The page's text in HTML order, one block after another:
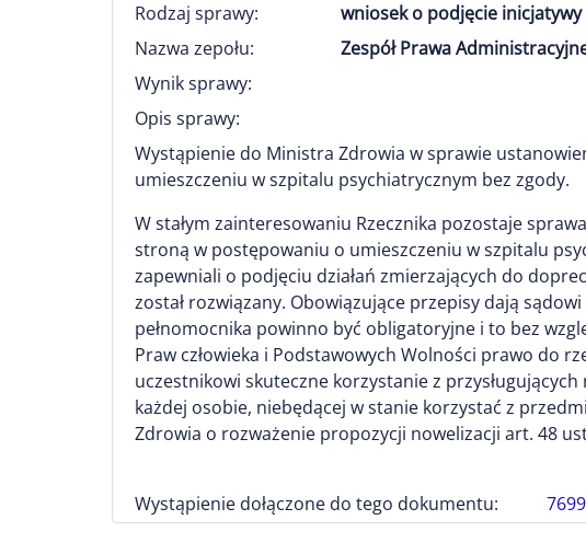
Rodzaj sprawy:
wniosek o podjęcie
Nazwa zepołu:
Zespół Prawa
Wynik sprawy:
Opis sprawy:
Wystąpienie do Ministra Zdrowia w sprawie
umieszczeniu w szpitalu psychiatrycznym bez zgody.
W stałym zainteresowaniu Rzecznika pozostaje
stroną w postępowaniu o umieszczeniu w szpitalu
zapewniali o podjęciu działań zmierzających do
został rozwiązany. Obowiązujące przepisy dają
pełnomocnika powinno być obligatoryjne i to bez
Praw człowieka i Podstawowych Wolności prawo do
uczestnikowi skuteczne korzystanie z
każdej osobie, niebędącej w stanie korzystać z
Zdrowia o rozważenie propozycji nowelizacji art. 48
Wystąpienie dołączone do tego dokumentu: